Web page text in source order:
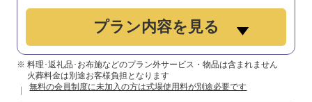
プラン内容を見る
※ 料理･返礼品･お布施などのプラン外サービス・物品は含まれません
火葬料金は別途お客様負担となります
無料の会員制度に未加入の方は式場使用料が別途必要です